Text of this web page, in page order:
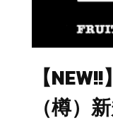
【
（樽）